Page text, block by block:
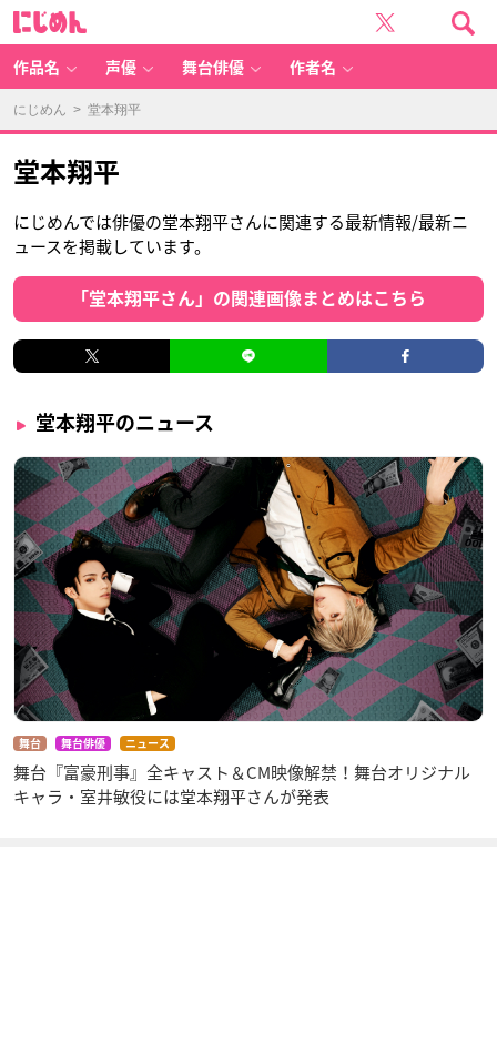
作品名 声優 舞台俳優 作者名
にじめん > 堂本翔平
堂本翔平
にじめんでは俳優の堂本翔平さんに関連する最新情報/最新ニ
ュースを掲載しています。
「堂本翔平さん」の関連画像まとめはこちら
堂本翔平のニュース
舞台 舞台俳優 ニュース
舞台『富豪刑事』全キャスト＆CM映像解禁！舞台オリジナル
キャラ・室井敏役には堂本翔平さんが発表